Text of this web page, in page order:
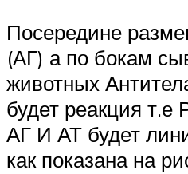
Посередине
(АГ) а по бокам
животных
будет реакция
АГ И АТ будет
как показана на